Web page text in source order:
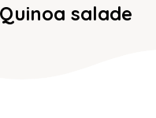
Quinoa salade